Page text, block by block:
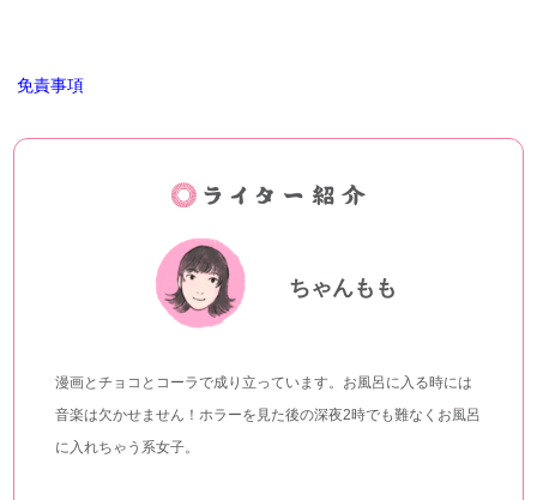
免責事項
ちゃんもも
漫画とチョコとコーラで成り立っています。お風呂に入る時には
音楽は欠かせません！ホラーを見た後の深夜2時でも難なくお風呂
に入れちゃう系女子。